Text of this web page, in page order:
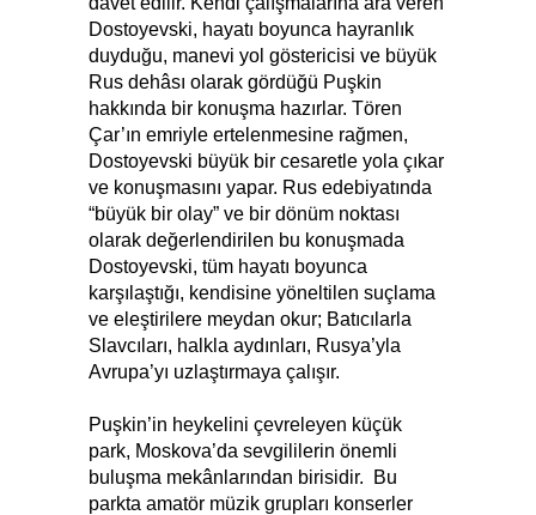
Dostoyevski, hayatı boyunca hayranlık
duyduğu, manevi yol göstericisi ve büyük
Rus dehâsı olarak gördüğü Puşkin
hakkında bir konuşma hazırlar. Tören
Çar’ın emriyle ertelenmesine rağmen,
Dostoyevski büyük bir cesaretle yola çıkar
ve konuşmasını yapar. Rus edebiyatında
“büyük bir olay” ve bir dönüm noktası
olarak değerlendirilen bu konuşmada
Dostoyevski, tüm hayatı boyunca
karşılaştığı, kendisine yöneltilen suçlama
ve eleştirilere meydan okur; Batıcılarla
Slavcıları, halkla aydınları, Rusya’yla
Avrupa’yı uzlaştırmaya çalışır.
Puşkin’in heykelini çevreleyen küçük
park, Moskova’da sevgililerin önemli
buluşma mekânlarından birisidir. Bu
parkta amatör müzik grupları konserler